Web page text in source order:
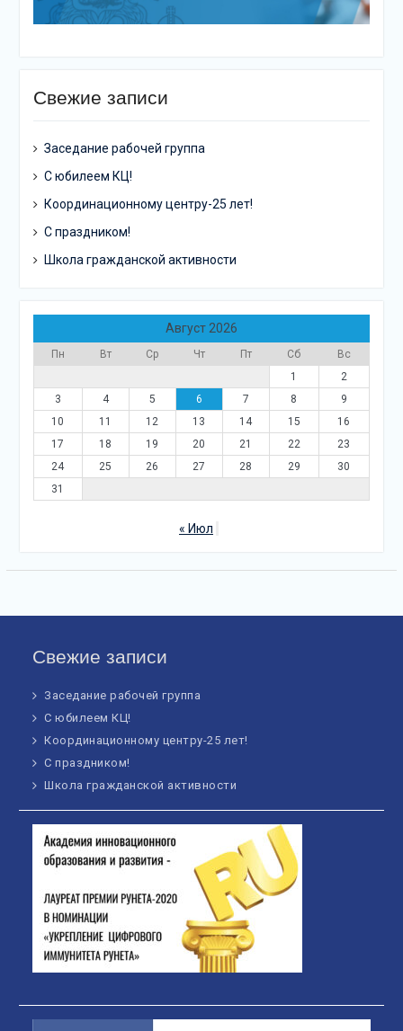
Свежие записи
Заседание рабочей группа
С юбилеем КЦ!
Координационному центру-25 лет!
С праздником!
Школа гражданской активности
Август 2026
Пн Вт Ср Чт Пт Сб
Вс
1
2
3
4 5 6 7 8
9
10
11 12 13 14 15
16
17
18 19 20 21 22
23
24
25 26 27 28 29
30
31
« Июл
Свежие записи
Заседание рабочей группа
С юбилеем КЦ!
Координационному центру-25 лет!
С праздником!
Школа гражданской активности